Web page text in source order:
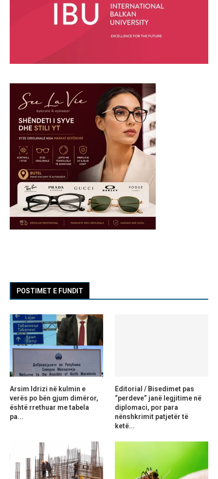
POSTIMET E FUNDIT
Arsim Idrizi në kulmin e
verës po bën gjum dimëror,
është rrethuar me tabela
pa...
Editorial / Bisedimet pas
“perdeve” janë legjitime në
diplomaci, por para
nënshkrimit patjetër të
ketë...